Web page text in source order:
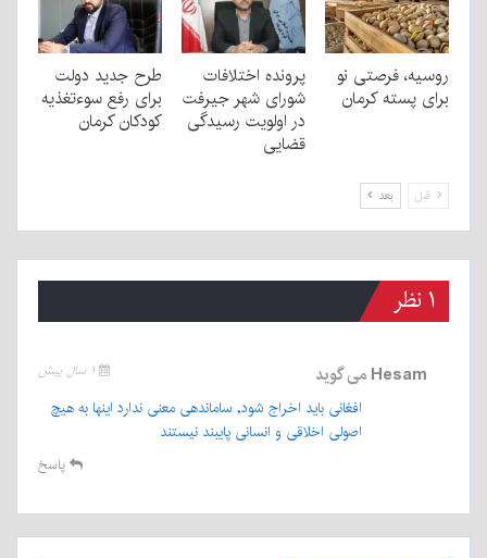
روسیه، فرصتی نو
برای پسته کرمان
پرونده اختلافات
شورای شهر جیرفت
در اولویت رسیدگی
قضایی
طرح جدید دولت
برای رفع سوءتغذیه
کودکان کرمان
قبل بعد
۱ نظر
Hesam می گوید
افغانی باید اخراج شود, ساماندهی معنی ندارد اینها به هیچ
اصولی اخلاقی و انسانی پایبند نیستند
پاسخ